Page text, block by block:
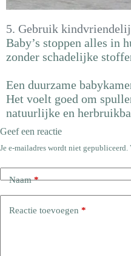
5. Gebruik
Baby’s stoppen alles in
zonder schadelijke
Een duurzame
Het voelt goed om
natuurlijke en
Geef een reactie
Je e-mailadres wordt niet gepubliceerd.
Naam*
Reactie toevoegen *